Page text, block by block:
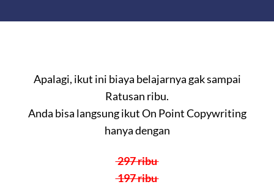
Apalagi, ikut ini biaya belajarnya gak sampai
Ratusan ribu.
Anda bisa langsung ikut On Point Copywriting
hanya dengan
297 ribu
197 ribu